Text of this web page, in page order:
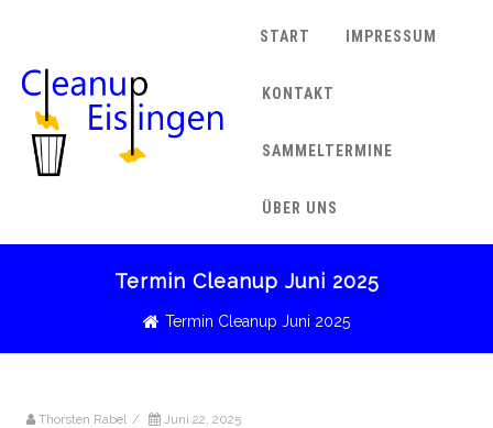
START IMPRESSUM
KONTAKT
SAMMELTERMINE
ÜBER UNS
Termin Cleanup Juni 2025
Termin Cleanup Juni 2025
Thorsten Rabel / Juni 22, 2025